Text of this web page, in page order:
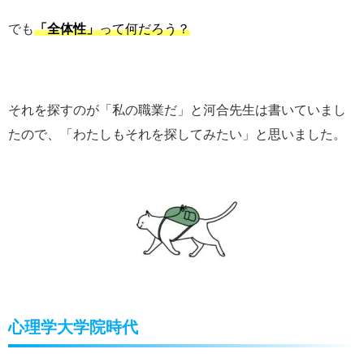
でも「全体性」って何だろう？
それを探すのが「私の職業だ」と河合先生は書いていまし
たので、「わたしもそれを探してみたい」と思いました。
心理学大学院時代